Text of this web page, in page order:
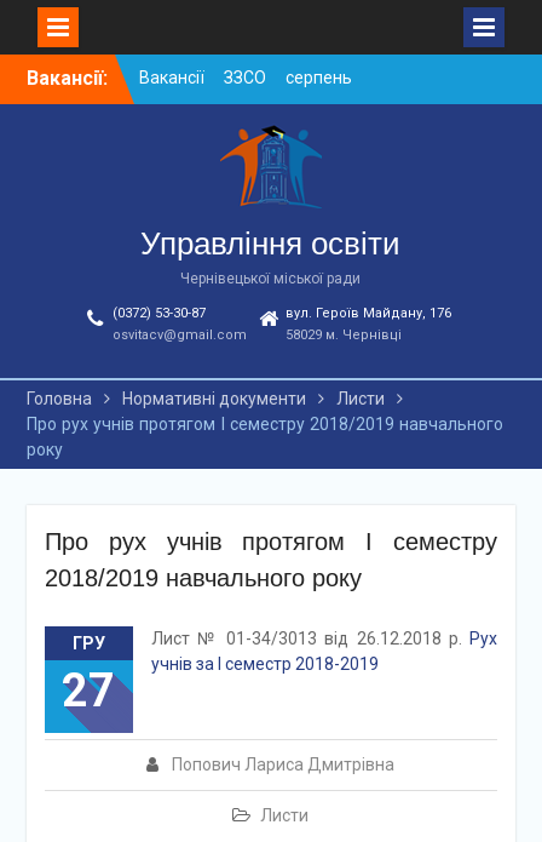
SkipВакансії:
Вакансії ЗЗСО серпень
2026
Вакансії ЗЗСО червень
Вакансії у ЗДО та
дошкільних підрозділах
ЗЗСО станом на
01.08.2026 р.
Управління освіти
Чернівецької міської ради
(0372) 53-30-87
osvitacv@gmail.com
вул. Героїв Майдану, 176
58029 м. Чернівці
Головна Нормативні документи
Листи
Про рух учнів протягом І семестру 2018/2019 навчального
року
Про рух учнів протягом І семестру
2018/2019 навчального року
ГРУ
27
Попович Лариса Дмитрівна
Листи
Лист № 01-34/3013 від 26.12.2018 р.
Рух
учнів за І семестр 2018-2019